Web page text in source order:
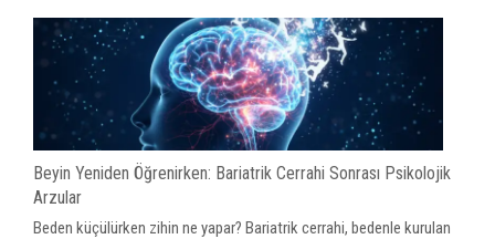
Beyin Yeniden Öğrenirken: Bariatrik Cerrahi Sonrası Psikolojik
Arzular
Beden küçülürken zihin ne yapar? Bariatrik cerrahi, bedenle kurulan